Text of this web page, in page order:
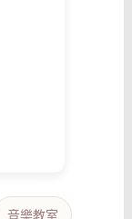
音樂教室